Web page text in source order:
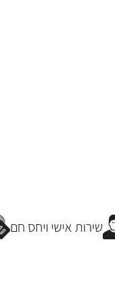
שירות אישי ויחס חם